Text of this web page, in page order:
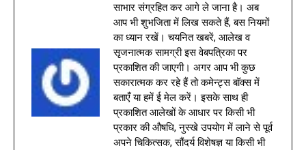
साभार संग्रहित कर आगे ले जाना है। अब
आप भी शुभजिता में लिख सकते हैं, बस नियमों
का ध्यान रखें। चयनित खबरें, आलेख व
सृजनात्मक सामग्री इस वेबपत्रिका पर
प्रकाशित की जाएगी। अगर आप भी कुछ
सकारात्मक कर रहे हैं तो कमेन्ट्स बॉक्स में
बताएँ या हमें ई मेल करें। इसके साथ ही
प्रकाशित आलेखों के आधार पर किसी भी
प्रकार की औषधि, नुस्खे उपयोग में लाने से पूर्व
अपने चिकित्सक, सौंदर्य विशेषज्ञ या किसी भी